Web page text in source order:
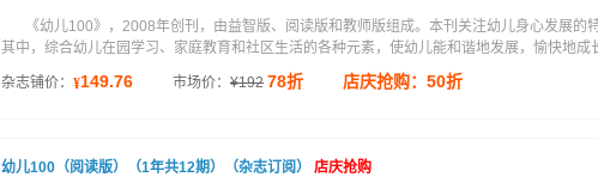
《幼儿100》，2008年创刊，由益智版、阅读版和教师版组成。本刊关注幼儿身心发展
其中，综合幼儿在园学习、家庭教育和社区生活的各种元素，使幼儿能和谐地发展，愉快地成
杂志铺价： ¥149.76 市场价： ¥192 78折 店庆抢购：50折
幼儿100（阅读版）（1年共12期）（杂志订阅）
店庆抢购